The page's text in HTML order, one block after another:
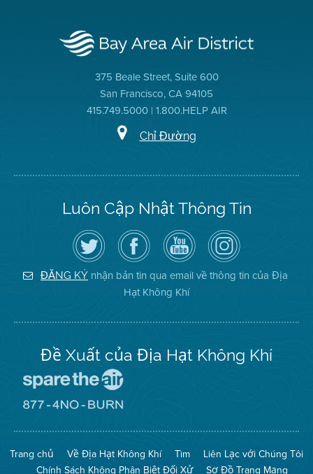
375 Beale Street, Suite 600
San Francisco, CA 94105
415.749.5000 | 1.800.HELP AIR
Chỉ Đường
Luôn Cập Nhật Thông Tin
Hãy
theo
dõi
Địa
Hạt
Không
Truy
cập
Trang
Facebook
của
Địa
Hạt
Kênh
YouTube
của
Địa
Hạt
Không
Khí
Air
District
on
Instagram
ĐĂNG KÝ nhận bản tin qua email về thông tin của Địa
Hạt Không Khí
Đề Xuất của Địa Hạt Không Khí
The
(Bảo
Toàn
Mạng
No
Burn
Trang chủ Về Địa Hạt Không Khí Tìm
Liên Lạc với Chúng Tôi
Chính Sách Không Phân Biệt Đối Xử
Sơ Đồ Trang Mạng